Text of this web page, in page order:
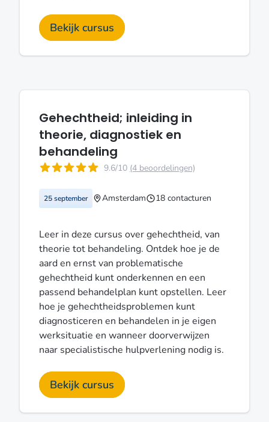
Bekijk cursus
Gehechtheid; inleiding in
theorie, diagnostiek en
behandeling
9.6/10 (4 beoordelingen)
25 september Amsterdam 18 contacturen
Leer in deze cursus over gehechtheid, van
theorie tot behandeling. Ontdek hoe je de
aard en ernst van problematische
gehechtheid kunt onderkennen en een
passend behandelplan kunt opstellen. Leer
hoe je gehechtheidsproblemen kunt
diagnosticeren en behandelen in je eigen
werksituatie en wanneer doorverwijzen
naar specialistische hulpverlening nodig is.
Bekijk cursus